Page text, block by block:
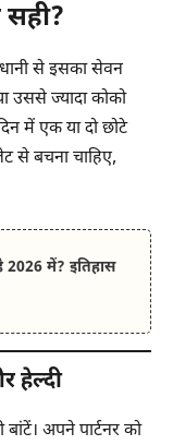
सही?
से इसका सेवन
उससे ज्यादा कोको
में एक या दो छोटे
से बचना चाहिए,
में? इतिहास
हेल्दी
अपने पार्टनर को